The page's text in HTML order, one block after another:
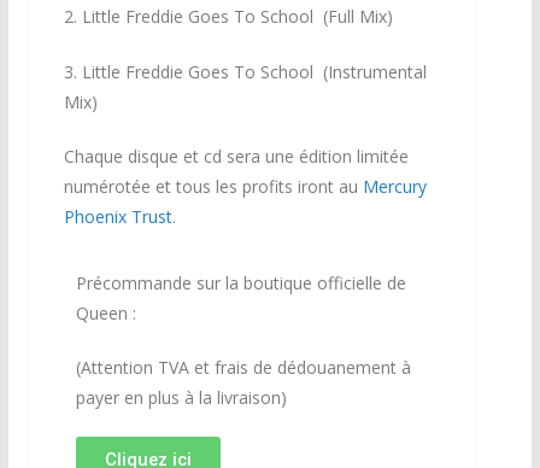
2. Little Freddie Goes To School (Full Mix)
3. Little Freddie Goes To School (Instrumental
Mix)
Chaque disque et cd sera une édition limitée
numérotée et tous les profits iront au Mercury
Phoenix Trust.
Précommande sur la boutique officielle de
Queen :
(Attention TVA et frais de dédouanement à
payer en plus à la livraison)
Cliquez ici